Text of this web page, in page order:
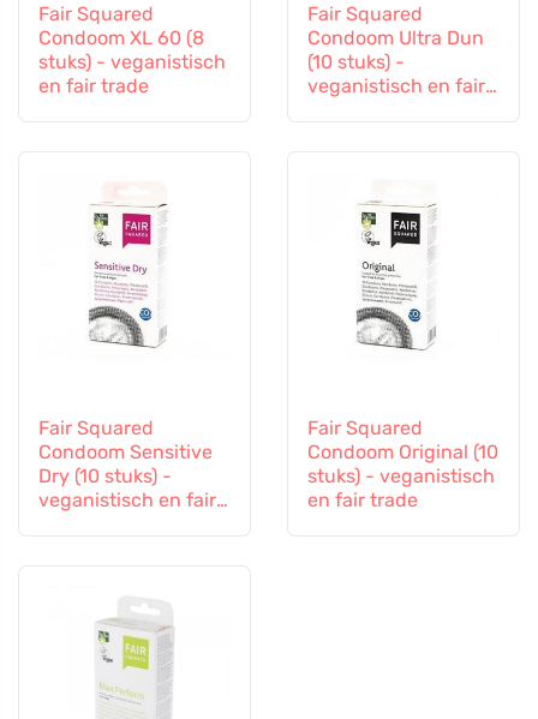
Fair Squared
Condoom XL 60 (8
stuks) - veganistisch
en fair trade
Fair Squared
Condoom Ultra Dun
(10 stuks) -
veganistisch en fair
Fair Squared
Condoom Sensitive
Dry (10 stuks) -
veganistisch en fair
Fair Squared
Condoom Original (10
stuks) - veganistisch
en fair trade